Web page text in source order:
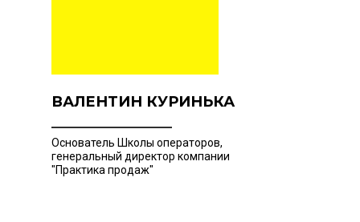
ВАЛЕНТИН КУРИНЬКА
Основатель Школы операторов,
генеральный директор компании
"Практика продаж"